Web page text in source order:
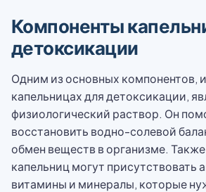
Компоненты
детоксикации
Одним из основных компонентов,
капельницах для детоксикации,
физиологический раствор. Он
восстановить водно-солевой
обмен веществ в организме.
капельниц могут присутствовать
витамины и минералы, которые